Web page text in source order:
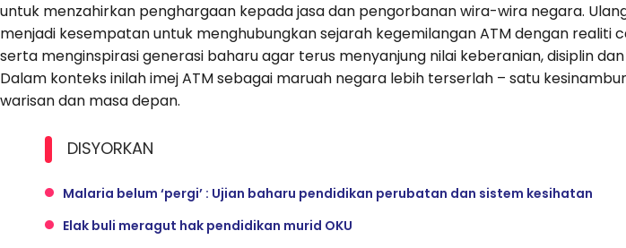
untuk menzahirkan penghargaan kepada jasa dan pengorbanan wira-wira negara.
menjadi kesempatan untuk menghubungkan sejarah kegemilangan ATM dengan realiti
serta menginspirasi generasi baharu agar terus menyanjung nilai keberanian, disiplin
Dalam konteks inilah imej ATM sebagai maruah negara lebih terserlah – satu
warisan dan masa depan.
DISYORKAN
Malaria belum ‘pergi’ : Ujian baharu pendidikan perubatan dan sistem kesihatan
Elak buli meragut hak pendidikan murid OKU